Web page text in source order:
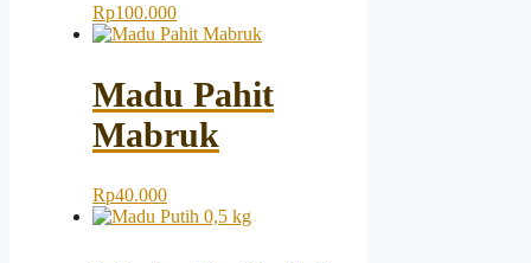
Rp100.000
Madu Pahit
Mabruk
Rp40.000